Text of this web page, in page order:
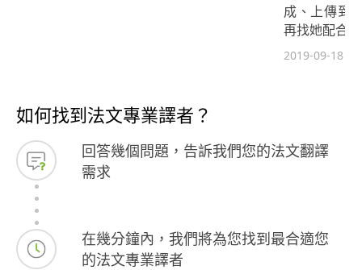
成、上傳到
再找她配合～
2019-09-18
如何找到法文專業譯者？
回答幾個問題，告訴我們您的法文翻譯
需求
在幾分鐘內，我們將為您找到最合適您
的法文專業譯者